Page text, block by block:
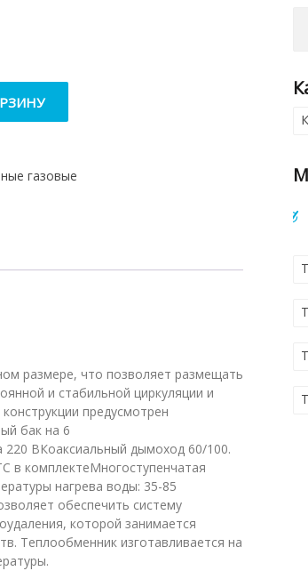
газовые
размере, что позволяет размещать
и стабильной циркуляции и
предусмотрен
бак на 6
220 ВКоаксиальный дымоход 60/100.
в комплектеМногоступенчатая
нагрева воды: 35-85
обеспечить систему
которой занимается
Теплообменник изготавливается на